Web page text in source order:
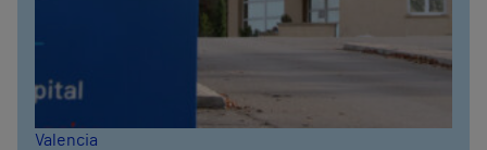
Valencia